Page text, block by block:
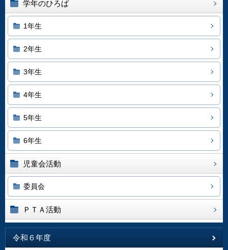
学年のひろば
1年生
2年生
3年生
4年生
5年生
6年生
児童会活動
委員会
ＰＴＡ活動
令和６年度